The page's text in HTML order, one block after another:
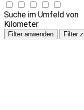
Suche im Umfeld von
Kilometer
Filter anwenden Filter